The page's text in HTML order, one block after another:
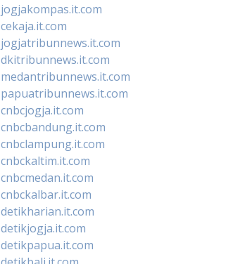
jogjakompas.it.com
cekaja.it.com
jogjatribunnews.it.com
dkitribunnews.it.com
medantribunnews.it.com
papuatribunnews.it.com
cnbcjogja.it.com
cnbcbandung.it.com
cnbclampung.it.com
cnbckaltim.it.com
cnbcmedan.it.com
cnbckalbar.it.com
detikharian.it.com
detikjogja.it.com
detikpapua.it.com